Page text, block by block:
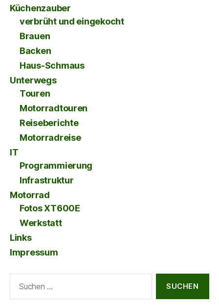
Küchenzauber
verbrüht und eingekocht
Brauen
Backen
Haus-Schmaus
Unterwegs
Touren
Motorradtouren
Reiseberichte
Motorradreise
IT
Programmierung
Infrastruktur
Motorrad
Fotos XT600E
Werkstatt
Links
Impressum
nach: